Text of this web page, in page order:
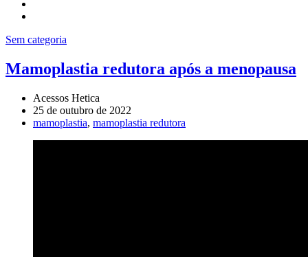
Sem categoria
Mamoplastia redutora após a menopausa
Acessos Hetica
25 de outubro de 2022
mamoplastia, mamoplastia redutora